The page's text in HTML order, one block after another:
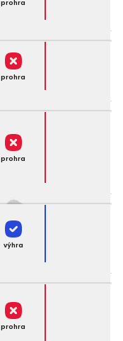
prohra
prohra
prohra
výhra
prohra